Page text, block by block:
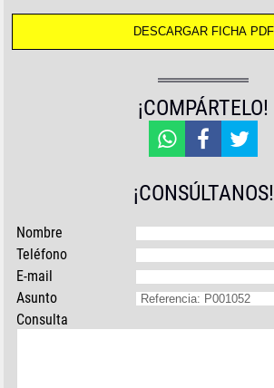
¡COMPÁRTELO!
¡CONSÚLTANOS!
Nombre
Teléfono
E-mail
Asunto
Consulta